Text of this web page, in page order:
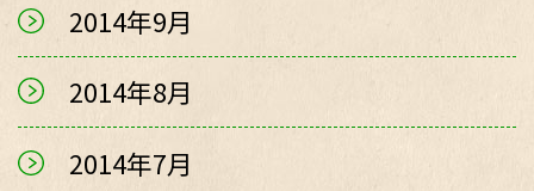
2014年9月
2014年8月
2014年7月